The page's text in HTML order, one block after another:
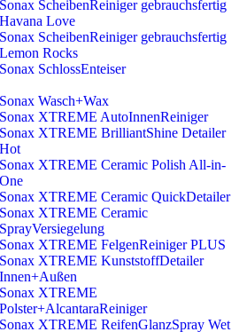
Sonax ScheibenReiniger gebrauchsfertig
Havana Love
Sonax ScheibenReiniger gebrauchsfertig
Lemon Rocks
Sonax SchlossEnteiser
Sonax Wasch+Wax
Sonax XTREME AutoInnenReiniger
Sonax XTREME BrilliantShine Detailer
Hot
Sonax XTREME Ceramic Polish All-in-
One
Sonax XTREME Ceramic QuickDetailer
Sonax XTREME Ceramic
SprayVersiegelung
Sonax XTREME FelgenReiniger PLUS
Sonax XTREME KunststoffDetailer
Innen+Außen
Sonax XTREME
Polster+AlcantaraReiniger
Sonax XTREME ReifenGlanzSpray Wet